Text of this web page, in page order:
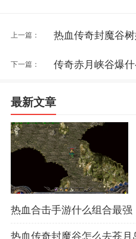
上一篇： 热血传奇封魔谷
下一篇： 传奇赤月峡谷爆
最新文章
热血合击手游什么组合最强
热血传奇封魔谷怎么去苍月